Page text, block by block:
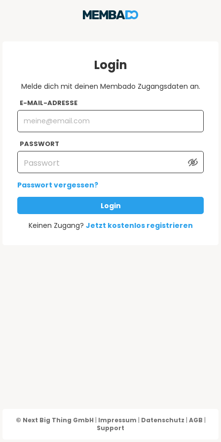
Login
Melde dich mit deinen Membado Zugangsdaten an.
E-MAIL-ADRESSE
PASSWORT
Passwort vergessen?
Login
Keinen Zugang? Jetzt kostenlos registrieren
© Next Big Thing GmbH | Impressum | Datenschutz | AGB |
Support